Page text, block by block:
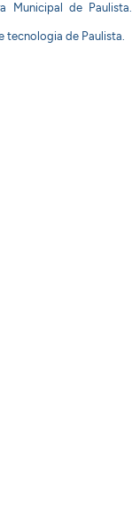
Municipal de Paulista.
tecnologia de Paulista.